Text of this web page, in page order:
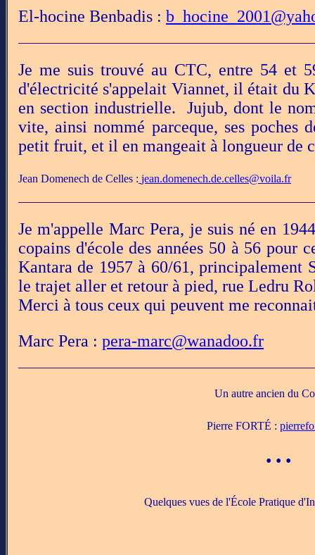
El-hocine Benbadis :
Je me suis trouvé au CTC, entre 54 et
d'électricité s'appelait Viannet, il était du
en section industrielle. Jujub, dont le
vite, ainsi nommé parceque, ses poches
petit fruit, et il en mangeait à longueur de
Jean Domenech de Celles : jean.domenech.de.celles@voila.fr
Je m'appelle Marc Pera, je suis né en
copains d'école des années 50 à 56 pour
Kantara de 1957 à 60/61, principalement
le trajet aller et retour à pied, rue Ledru
Merci à tous ceux qui peuvent me
Marc Pera : pera-marc@wanadoo.fr
Un autre ancien du
Pierre FORTÉ :
• • •
Quelques vues de l'École Pratique